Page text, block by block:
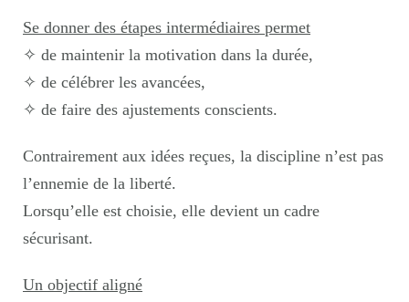
Se donner des étapes intermédiaires permet
✧ de maintenir la motivation dans la durée,
✧ de célébrer les avancées,
✧ de faire des ajustements conscients.
Contrairement aux idées reçues, la discipline n’est pas
l’ennemie de la liberté.
Lorsqu’elle est choisie, elle devient un cadre
sécurisant.
Un objectif aligné